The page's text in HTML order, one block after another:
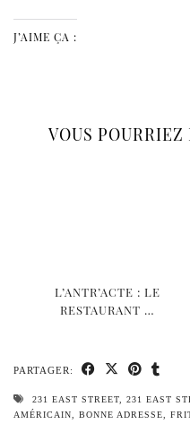
J’AIME ÇA :
VOUS
L’ANTR’ACTE : LE
RESTAURANT …
PARTAGER:
231 EAST STREET, 231 EAST
AMÉRICAIN, BONNE ADRESSE,